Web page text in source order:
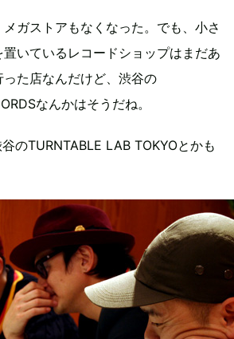
メガストアもなくなった。でも、小さ
いているレコードショップはまだあ
た店なんだけど、渋谷の
なんかはそうだね。
谷のTURNTABLE LAB TOKYOとかも